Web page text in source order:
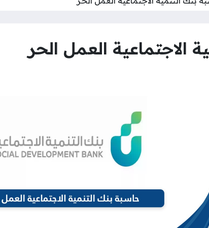
الاجتماعية العمل الحر